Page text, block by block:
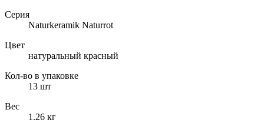
Серия
Naturkeramik Naturrot
Цвет
натуральный красный
Кол-во в упаковке
13 шт
Вес
1.26 кг